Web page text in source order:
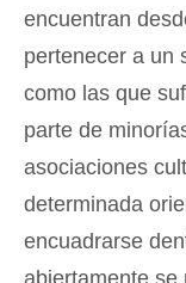
encuentran
pertenecer a un
como las que
parte de
asociaciones
determinada
encuadrarse